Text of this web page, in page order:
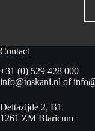
Contact
+31 (0) 529 428 000
info@toskani.nl of
Deltazijde 2, B1
1261 ZM Blaricum